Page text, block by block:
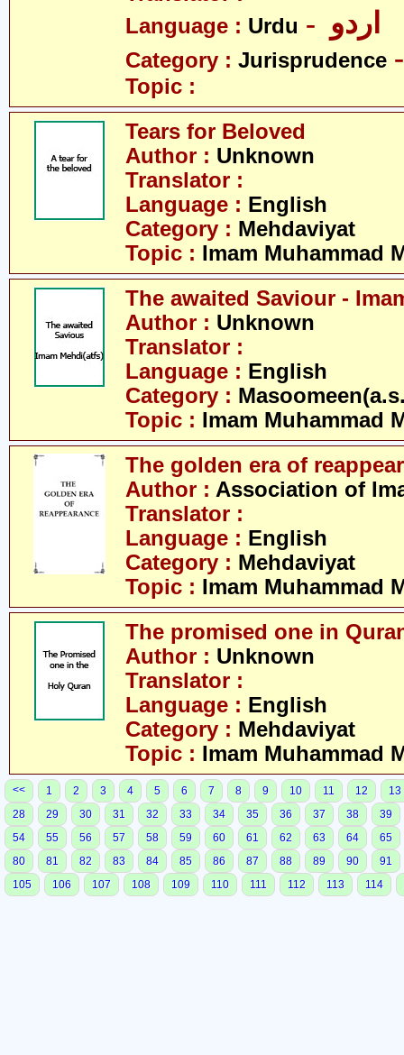
Language : Urdu
Category : Jurisprudence
Topic :
Tears for Beloved
Author : Unknown
Translator :
Language : English
Category : Mehdaviyat
Topic : Imam Muhammad
The awaited Saviour -
Author : Unknown
Translator :
Language : English
Category :
Topic : Imam Muhammad
The golden era of
Author : Association of
Translator :
Language : English
Category : Mehdaviyat
Topic : Imam Muhammad
The promised one in
Author : Unknown
Translator :
Language : English
Category : Mehdaviyat
Topic : Imam Muhammad
<< 1 2 3 4 5 6 7 8 9 10 11 12
13
28
29 30 31 32 33 34 35 36 37 38
39
54
55 56 57 58 59 60 61 62 63 64
65
80
81 82 83 84 85 86 87 88 89 90
91
105
106 107 108 109 110 111 112 113 114